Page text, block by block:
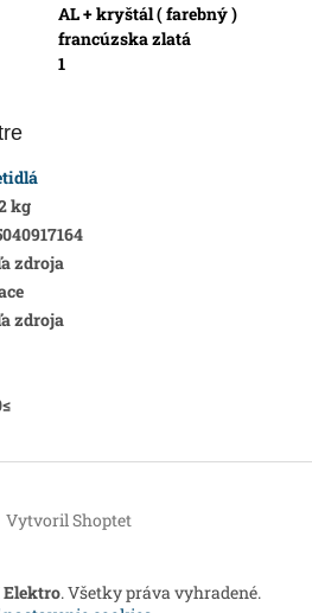
AL + kryštál ( farebný )
francúzska zlatá
1
kg
zdroja
zdroja
Vytvoril Shoptet
. Všetky práva vyhradené.